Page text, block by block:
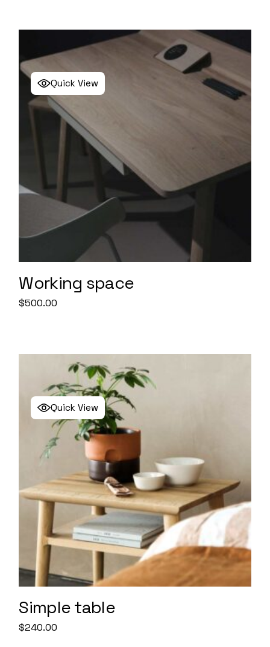
Quick View
Working space
$500.00
Quick View
Simple table
$240.00